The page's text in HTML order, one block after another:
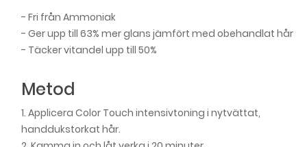
Color Touch - 7/0175,00 kr
Color Touch - 7/73 Golden Tobacco
175,00 kr
- Fri från Ammoniak
- Ger upp till 63% mer glans jämfört med obehandlat hår
- Täcker vitandel upp till 50%
Metod
1. Applicera Color Touch intensivtoning i nytvättat,
handdukstorkat hår.